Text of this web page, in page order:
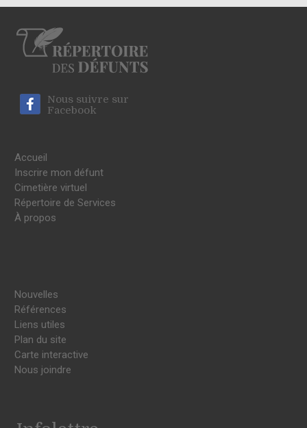
Nous suivre sur
Facebook
Accueil
Inscrire mon défunt
Cimetière virtuel
Répertoire de Services
À propos
Nouvelles
Références
Liens utiles
Plan du site
Carte interactive
Nous joindre